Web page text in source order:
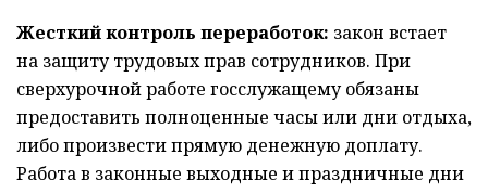
Жесткий контроль переработок: закон встает
на защиту трудовых прав сотрудников. При
сверхурочной работе госслужащему обязаны
предоставить полноценные часы или дни отдыха,
либо произвести прямую денежную доплату.
Работа в законные выходные и праздничные дни